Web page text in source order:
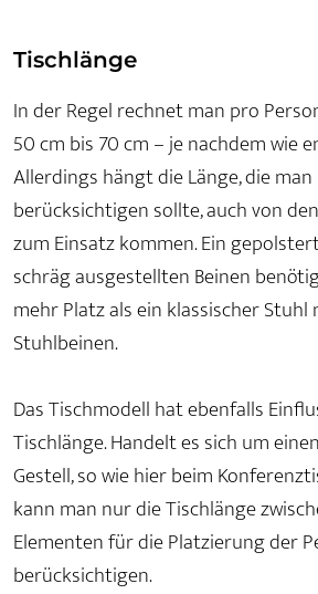
Tischlänge
In der Regel rechnet man pro
50 cm bis 70 cm – je nachdem wie
Allerdings hängt die Länge, die
berücksichtigen sollte, auch von
zum Einsatz kommen. Ein
schräg ausgestellten Beinen
mehr Platz als ein klassischer
Stuhlbeinen.
Das Tischmodell hat ebenfalls
Tischlänge. Handelt es sich um
Gestell, so wie hier beim
kann man nur die Tischlänge
Elementen für die Platzierung der
berücksichtigen.